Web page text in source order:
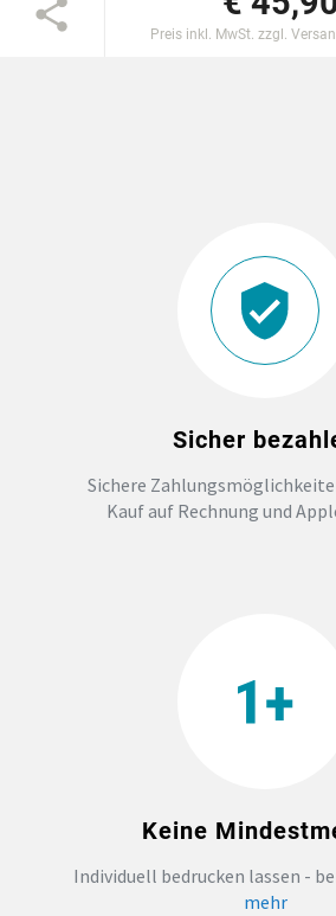
ZAHNARZTPRAXIS
FOTOTASSEN UND MEHR
GROSSBESTELLUNG
Preis inkl. MwSt. zzgl.
Sicher
Sichere
Kauf auf Rechnung und
Keine
Individuell bedrucken lassen -
mehr